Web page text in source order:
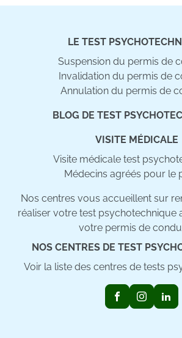
LE TEST
Suspension du permis de
Invalidation du permis de
Annulation du permis de
BLOG DE TEST
VISITE MÉDICALE
Visite médicale test
Médecins agréés pour le
Nos centres vous accueillent sur
réaliser votre test psychotechnique
votre permis de
NOS CENTRES DE TEST
Voir la liste des centres de tests